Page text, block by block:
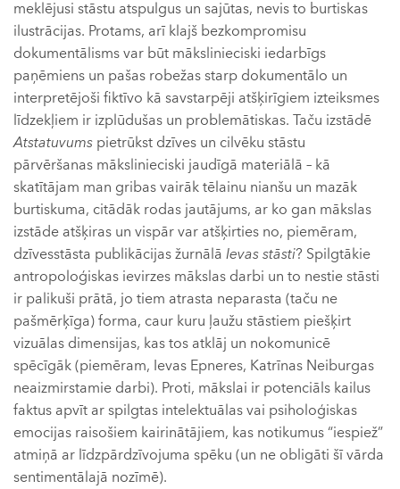
meklējusi stāstu atspulgus un sajūtas, nevis to burtiskas
ilustrācijas. Protams, arī klajš bezkompromisu
dokumentālisms var būt mākslinieciski iedarbīgs
paņēmiens un pašas robežas starp dokumentālo un
interpretējoši fiktīvo kā savstarpēji atšķirīgiem izteiksmes
līdzekļiem ir izplūdušas un problemātiskas. Taču izstādē
Atstatuvums pietrūkst dzīves un cilvēku stāstu
pārvēršanas mākslinieciski jaudīgā materiālā – kā
skatītājam man gribas vairāk tēlainu nianšu un mazāk
burtiskuma, citādāk rodas jautājums, ar ko gan mākslas
izstāde atšķiras un vispār var atšķirties no, piemēram,
dzīvesstāsta publikācijas žurnālā Ievas stāsti? Spilgtākie
antropoloģiskas ievirzes mākslas darbi un to nestie stāsti
ir palikuši prātā, jo tiem atrasta neparasta (taču ne
pašmērķīga) forma, caur kuru ļaužu stāstiem piešķirt
vizuālas dimensijas, kas tos atklāj un nokomunicē
spēcīgāk (piemēram, Ievas Epneres, Katrīnas Neiburgas
neaizmirstamie darbi). Proti, mākslai ir potenciāls kailus
faktus apvīt ar spilgtas intelektuālas vai psiholoģiskas
emocijas raisošiem kairinātājiem, kas notikumus “iespiež”
atmiņā ar līdzpārdzīvojuma spēku (un ne obligāti šī vārda
sentimentālajā nozīmē).